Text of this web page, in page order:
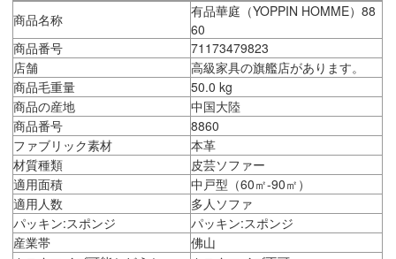
商品名称
有品華庭（YOPPIN HOMME）88
60
商品番号
71173479823
店舗
高級家具の旗艦店があります。
商品毛重量
50.0 kg
商品の産地
中国大陸
商品番号
8860
ファブリック素材
本革
材質種類
皮芸ソファー
適用面積
中戸型（60㎡-90㎡）
適用人数
多人ソファ
パッキン:スポンジ
パッキン:スポンジ
産業帯
佛山